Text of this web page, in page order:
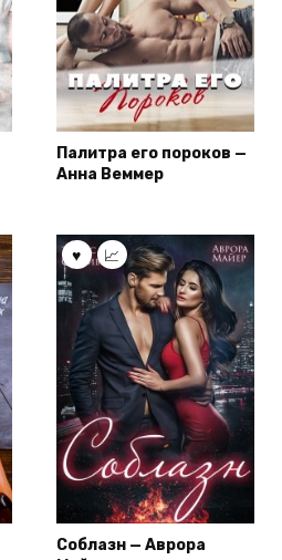
Палитра его пороков —
Анна Веммер
Соблазн — Аврора